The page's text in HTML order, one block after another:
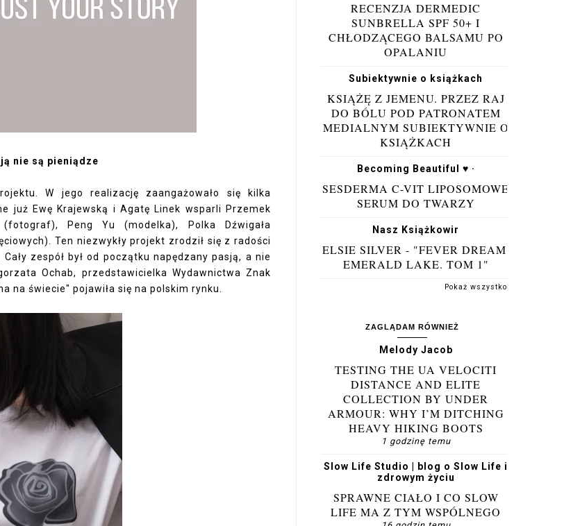
nie są pieniądze
W jego realizację zaangażowało się kilka
już Ewę Krajewską i Agatę Linek wsparli Przemek
Peng Yu (modelka), Polka Dźwigała
Ten niezwykły projekt zrodził się z radości
zespół był od początku napędzany pasją, a nie
Ochab, przedstawicielka Wydawnictwa Znak
na świecie" pojawiła się na polskim rynku.
RECENZJA DERMEDIC
SUNBRELLA SPF 50+ I
CHŁODZĄCEGO BALSAMU PO
OPALANIU
Subiektywnie o książkach
KSIĄŻĘ Z JEMENU. PRZEZ RAJ
DO BÓLU POD PATRONATEM
MEDIALNYM SUBIEKTYWNIE O
KSIĄŻKACH
Becoming Beautiful ♥ ·
SESDERMA C-VIT LIPOSOMOWE
SERUM DO TWARZY
Nasz Książkowir
ELSIE SILVER - "FEVER DREAM.
EMERALD LAKE. TOM 1"
Pokaż wszystko
ZAGLĄDAM RÓWNIEŻ
Melody Jacob
TESTING THE UA VELOCITI
DISTANCE AND ELITE
COLLECTION BY UNDER
ARMOUR: WHY I’M DITCHING
HEAVY HIKING BOOTS
1 godzinę temu
Slow Life Studio | blog o Slow Life i
zdrowym życiu
SPRAWNE CIAŁO I CO SLOW
LIFE MA Z TYM WSPÓLNEGO